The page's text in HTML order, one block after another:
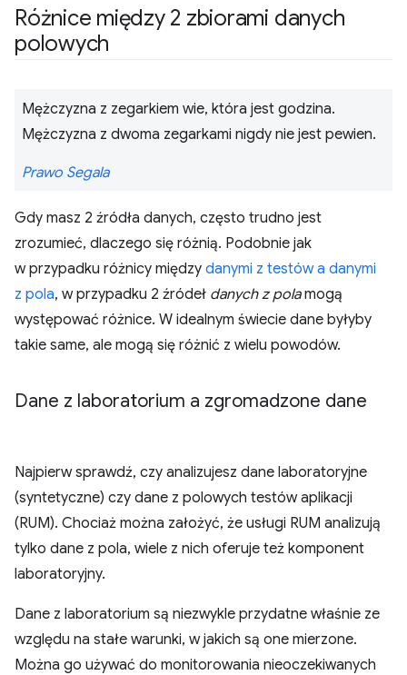
Różnice między 2 zbiorami danych
polowych
Mężczyzna z zegarkiem wie, która jest godzina.
Mężczyzna z dwoma zegarkami nigdy nie jest pewien.
Prawo Segala
Gdy masz 2 źródła danych, często trudno jest
zrozumieć, dlaczego się różnią. Podobnie jak
w przypadku różnicy między danymi z testów a danymi
z pola, w przypadku 2 źródeł danych z polamogą
występować różnice. W idealnym świecie dane byłyby
takie same, ale mogą się różnić z wielu powodów.
Dane z laboratorium a zgromadzone dane
Najpierw sprawdź, czy analizujesz dane laboratoryjne
(syntetyczne) czy dane z polowych testów aplikacji
(RUM). Chociaż można założyć, że usługi RUM analizują
tylko dane z pola, wiele z nich oferuje też komponent
laboratoryjny.
Dane z laboratorium są niezwykle przydatne właśnie ze
względu na stałe warunki, w jakich są one mierzone.
Można go używać do monitorowania nieoczekiwanych